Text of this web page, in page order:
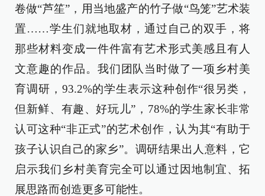
卷做“芦笙”，用当地盛产的竹子做“鸟笼”艺术装
置……学生们就地取材，通过自己的双手，将
那些材料变成一件件富有艺术形式美感且有人
文意趣的作品。我们团队当时做了一项乡村美
育调研，93.2%的学生表示这种创作“很另类，
但新鲜、有趣、好玩儿”，78%的学生家长非常
认可这种“非正式”的艺术创作，认为其“有助于
孩子认识自己的家乡”。调研结果出人意料，它
启示我们乡村美育完全可以通过因地制宜、拓
展思路而创造更多可能性。